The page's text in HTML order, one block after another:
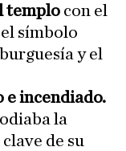
templo con el
símbolo
y el
e incendiado.
la
de su